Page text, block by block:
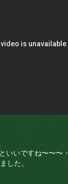
いいですね〜〜〜・
した。